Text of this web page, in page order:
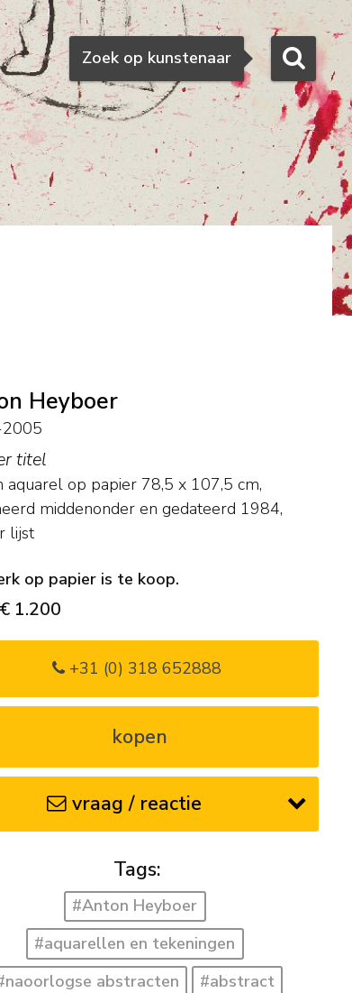
Zoeken
Zoek op kunstenaar
Heyboer
titel
aquarel op papier 78,5 x 107,5 cm,
middenonder en gedateerd 1984,
lijst
op papier is te koop.
1.200
+31 (0) 318 652888
kopen
vraag / reactie
Tags:
#Anton Heyboer
#aquarellen en tekeningen
abstracten
#abstract